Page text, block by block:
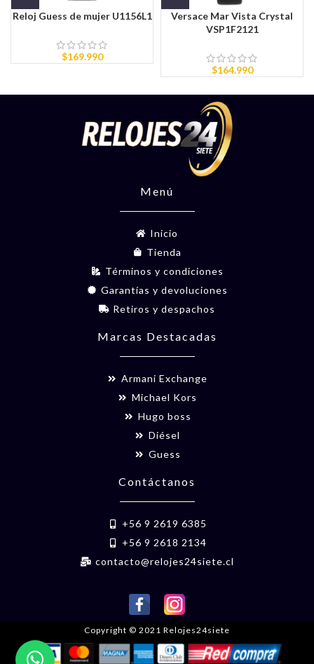
Reloj Guess de mujer U1156L1
$169.990
Versace Mar Vista Crystal
VSP1F2121
$164.990
Menú
Inicio
Tienda
Términos y condiciones
Garantías y devoluciones
Retiros y despachos
Marcas Destacadas
Armani Exchange
Michael Kors
Hugo boss
Diésel
Guess
Contáctanos
+56 9 2619 6385
+56 9 2618 2134
contacto@relojes24siete.cl
Copyright © 2021 Relojes24siete